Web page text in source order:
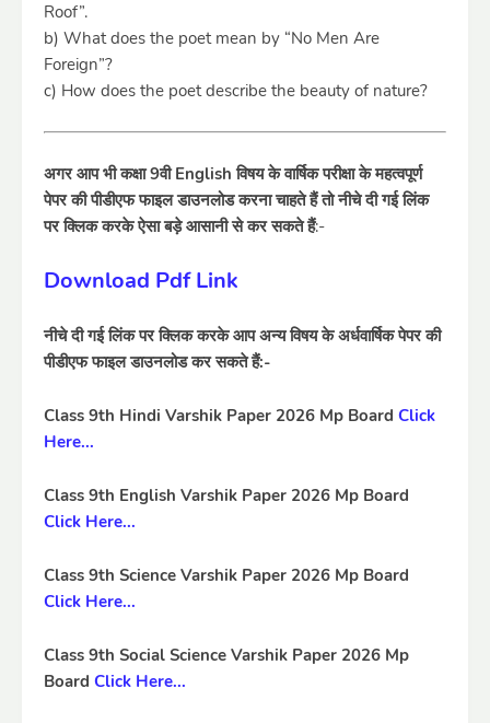
Roof”.
b) What does the poet mean by “No Men Are
Foreign”?
c) How does the poet describe the beauty of nature?
अगर आप भी कक्षा 9वी English विषय के वार्षिक परीक्षा के महत्वपूर्ण
पेपर की पीडीएफ फाइल डाउनलोड करना चाहते हैं तो नीचे दी गई लिंक
पर क्लिक करके ऐसा बड़े आसानी से कर सकते हैं:-
Download Pdf Link
नीचे दी गई लिंक पर क्लिक करके आप अन्य विषय के अर्धवार्षिक पेपर की
पीडीएफ फाइल डाउनलोड कर सकते हैं:-
Class 9th Hindi Varshik Paper 2026 Mp Board Click
Here...
Class 9th English Varshik Paper 2026 Mp Board
Click Here...
Class 9th Science Varshik Paper 2026 Mp Board
Click Here...
Class 9th Social Science Varshik Paper 2026 Mp
Board Click Here...